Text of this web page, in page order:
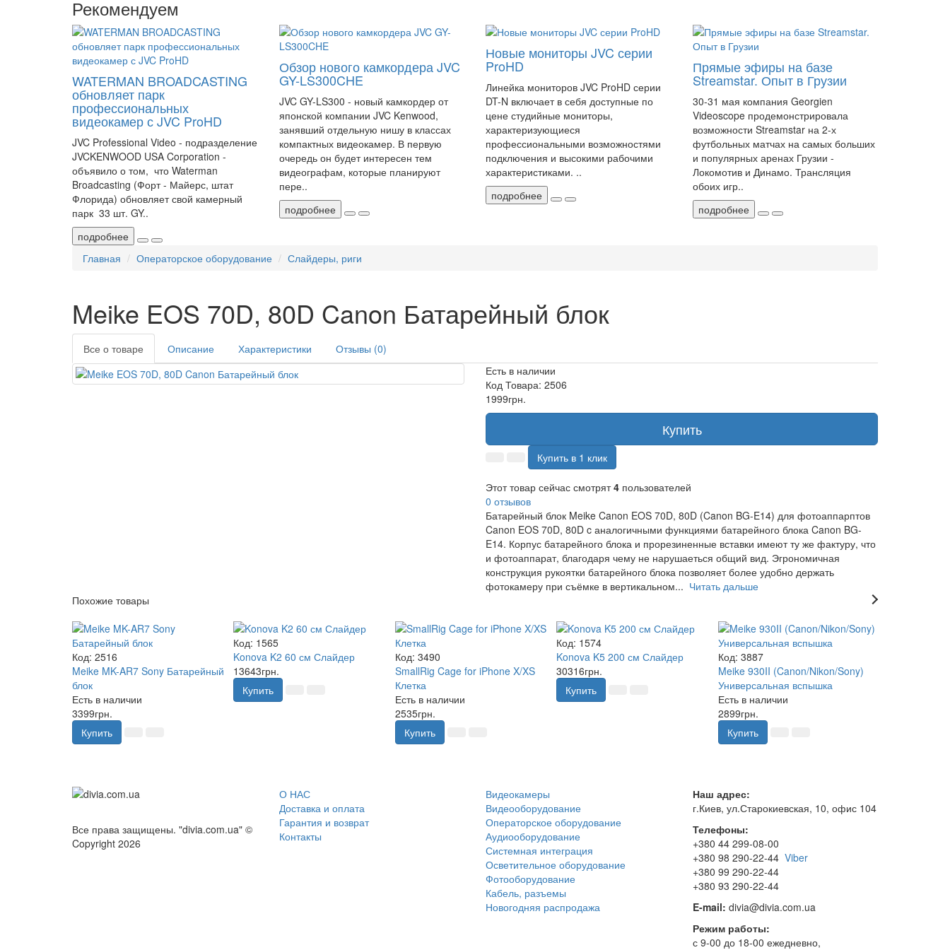
Рекомендуем
WATERMAN BROADCASTING
обновляет парк
профессиональных
видеокамер с JVC ProHD
JVC Professional Video - подразделение
JVCKENWOOD USA Corporation -
объявило о том, что Waterman
Broadcasting (Форт - Майерс, штат
Флорида) обновляет свой ​​камерный
парк 33 шт. GY..
подробнее
Обзор нового камкордера JVC
GY-LS300CHE
JVC GY-LS300 - новый камкордер от
японской компании JVC Kenwood,
занявший отдельную нишу в классах
компактных видеокамер. В первую
очередь он будет интересен тем
видеографам, которые планируют
пере..
подробнее
Новые мониторы JVC серии
ProHD
Линейка мониторов JVC ProHD серии
DT-N включает в себя доступные по
цене студийные мониторы,
характеризующиеся
профессиональными возможностями
подключения и высокими рабочими
характеристиками. ..
подробнее
Прямые эфиры на базе
Streamstar. Опыт в Грузии
30-31 мая компания Georgien
Videoscope продемонстрировала
возможности Streamstar на 2-х
футбольных матчах на самых больших
и популярных аренах Грузии -
Локомотив и Динамо. Трансляция
обоих игр..
подробнее
Главная Операторское оборудование Слайдеры, риги
Meike EOS 70D, 80D Canon Батарейный блок
Все о товаре Описание Характеристики
Отзывы (0)
Есть в наличии
Код Товара: 2506
1999грн.
Купить
Купить в 1 клик
Этот товар сейчас смотрят4 пользователей
0 отзывов
Батарейный блок Meike Canon EOS 70D, 80D (Canon BG-E14) для фотоаппарптов
Canon EOS 70D, 80D c аналогичными функциями батарейного блока Canon BG-
E14. Корпус батарейного блока и прорезиненные вставки имеют ту же фактуру, что
и фотоаппарат, благодаря чему не нарушаеться общий вид. Эгрономичная
конструкция рукоятки батарейного блока позволяет более удобно держать
фотокамеру при съёмке в вертикальном... Читать дальше
Похожие товары
Код: 2516
Meike MK-AR7 Sony Батарейный
блок
Есть в наличии
3399грн.
Купить
Код: 1565
Konova K2 60 см Слайдер
13643грн.
Купить
Код: 3490
SmallRig Cage for iPhone X/XS
Клетка
Есть в наличии
2535грн.
Купить
Код: 1574
Konova K5 200 см Слайдер
30316грн.
Купить
Код: 3887
Meike 930II (Canon/Nikon/Sony)
Универсальная вспышка
Есть в наличии
2899грн.
Купить
Все права защищены. "divia.com.ua" ©
Copyright 2026
О НАС
Доставка и оплата
Гарантия и возврат
Контакты
Видеокамеры
Видеооборудование
Операторское оборудование
Аудиооборудование
Системная интеграция
Осветительное оборудование
Фотооборудование
Кабель, разъемы
Новогодняя распродажа
Наш адрес:
г.Киев, ул.Старокиевская, 10, офис 104
Телефоны:
+380 44 299-08-00
+380 98 290-22-44 Viber
+380 99 290-22-44
+380 93 290-22-44
E-mail: divia@divia.com.ua
Режим работы:
с 9-00 до 18-00 ежедневно,